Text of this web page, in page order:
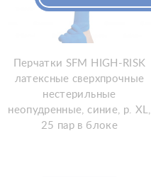
Перчатки SFM HIGH-RISK
латексные сверхпрочные
нестерильные
неопудренные, синие, р. XL,
25 пар в блоке